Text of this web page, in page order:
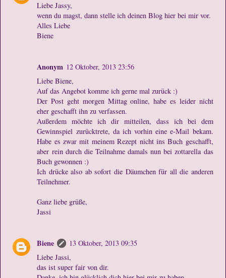
Liebe Jassy,
wenn du magst, dann stelle ich deinen Blog hier bei mir vor.
Alles Liebe
Biene
Anonym 12 Oktober, 2013 23:56
Liebe Biene,
Auf das Angebot komme ich gerne mal zurück :)
Der Post geht morgen Mittag online, habe es leider nicht
eher geschafft ihn zu verfassen.
Außerdem möchte ich dir mitteilen, dass ich bei dem
Gewinnspiel zurücktrete, da ich vorhin eine e-Mail bekam.
Habe es zwar mit meinem Rezept nicht ins Buch geschafft,
aber rein durch die Teilnahme damals nun bei zottarella das
Buch gewonnen :)
Ich drücke also ab sofort die Däumchen für all die anderen
Teilnehmer.
Ganz liebe grüße,
Jassi
Biene
13 Oktober, 2013 09:35
Liebe Jassi,
das ist super fair von dir.